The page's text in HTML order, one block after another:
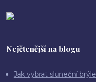
Nejčtenější na blogu
Jak vybrat sluneční brýle